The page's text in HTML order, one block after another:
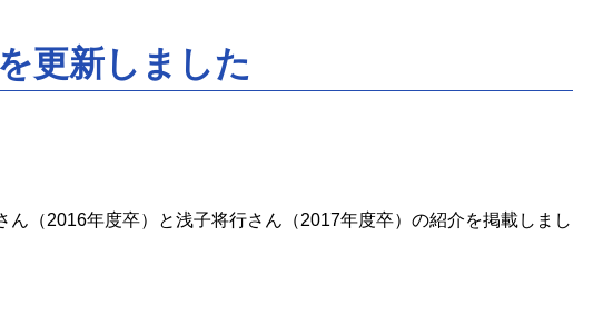
都市プランニング系
社会空間情報研究室 地震防災研究室
更新しました
（2016年度卒）と浅子将行さん（2017年度卒）の紹介を掲載しまし